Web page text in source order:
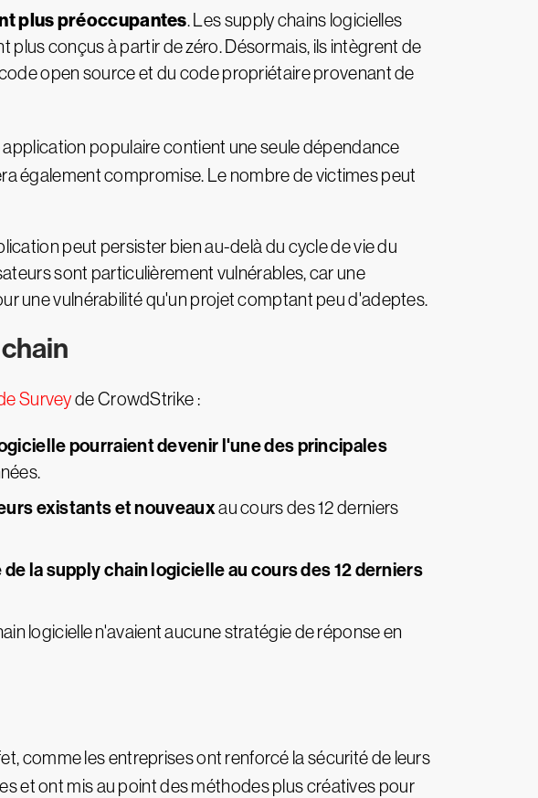
plus préoccupantes. Les supply chains logicielles
conçus à partir de zéro. Désormais, ils intègrent de
open source et du code propriétaire provenant de
application populaire contient une seule dépendance
également compromise. Le nombre de victimes peut
peut persister bien au-delà du cycle de vie du
sont particulièrement vulnérables, car une
une vulnérabilité qu'un projet comptant peu d'adeptes.
Surveyde CrowdStrike :
pourraient devenir l'une des principales
existants et nouveauxau cours des 12 derniers
la supply chain logicielle au cours des 12 derniers
logicielle n'avaient aucune stratégie de réponse en
comme les entreprises ont renforcé la sécurité de leurs
et ont mis au point des méthodes plus créatives pour